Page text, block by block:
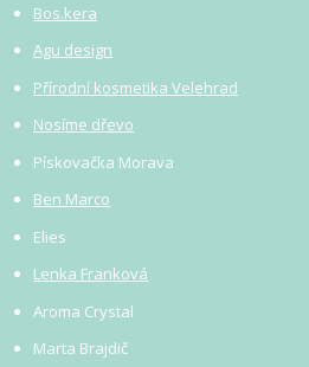
Bos.kera
Agu design
Přírodní kosmetika Velehrad
Nosíme dřevo
Pískovačka Morava
Ben Marco
Elies
Lenka Franková
Aroma Crystal
Marta Brajdič